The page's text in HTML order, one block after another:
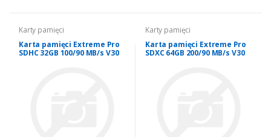
Karty pamięci
Karta pamięci Extreme Pro
SDHC 32GB 100/90 MB/s V30
Karty pamięci
Karta pamięci Extreme Pro
SDXC 64GB 200/90 MB/s V30